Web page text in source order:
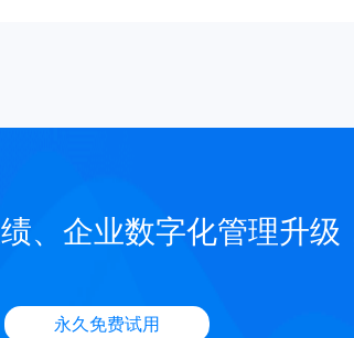
、企业数字化管理升级
永久免费试用